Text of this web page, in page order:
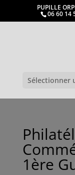
PUPILLE
06 60 14
Sélectionner
1ère